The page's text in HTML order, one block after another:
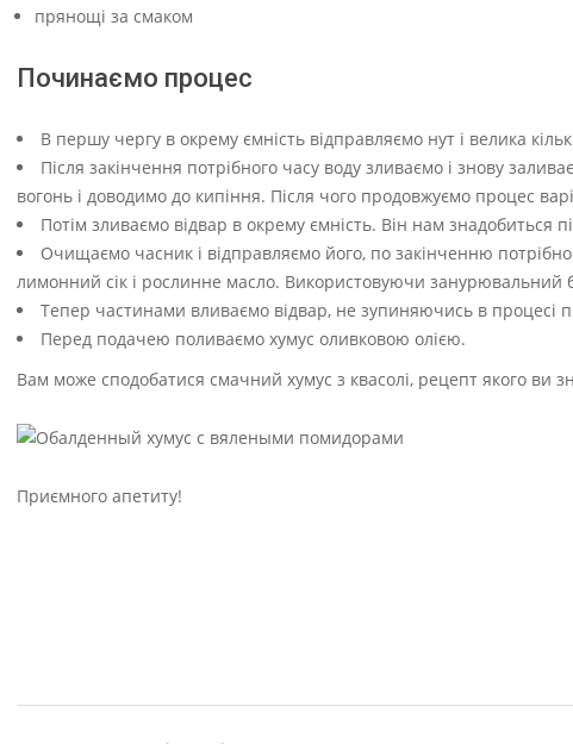
прянощі за смаком
Починаємо процес
В першу чергу в окрему ємність відправляємо нут і велика
Після закінчення потрібного часу воду зливаємо і знову
вогонь і доводимо до кипіння. Після чого продовжуємо процес
Потім зливаємо відвар в окрему ємність. Він нам знадобиться
Очищаємо часник і відправляємо його, по закінченню
лимонний сік і рослинне масло. Використовуючи занурювальний
Тепер частинами вливаємо відвар, не зупиняючись в процесі
Перед подачею поливаємо хумус оливковою олією.
Вам може сподобатися смачний хумус з квасолі, рецепт якого ви
Приємного апетиту!